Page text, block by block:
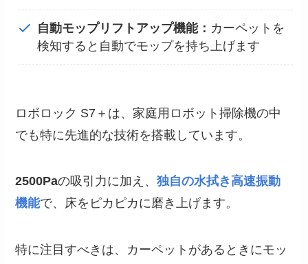
自動モップリフトアップ機能： カーペットを
検知すると自動でモップを持ち上げます
ロボロック S7＋は、家庭用ロボット掃除機の中
でも特に先進的な技術を搭載しています。
2500Paの吸引力に加え、独自の水拭き高速振動
機能で、床をピカピカに磨き上げます。
特に注目すべきは、カーペットがあるときにモッ